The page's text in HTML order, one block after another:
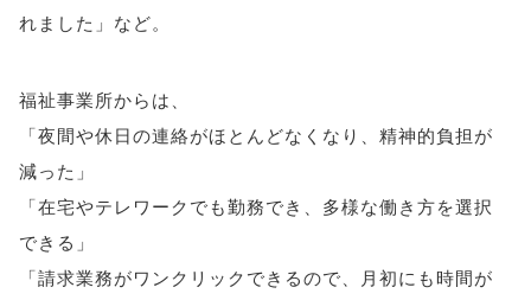
れました」など。
福祉事業所からは、
「夜間や休日の連絡がほとんどなくなり、精神的負担が
減った」
「在宅やテレワークでも勤務でき、多様な働き方を選択
できる」
「請求業務がワンクリックできるので、月初にも時間が